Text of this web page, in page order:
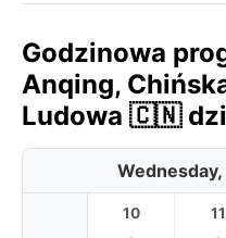
Godzinowa
Anqing,
Ludowa 🇨🇳
10 11